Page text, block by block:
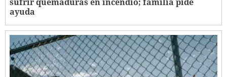
ayuda